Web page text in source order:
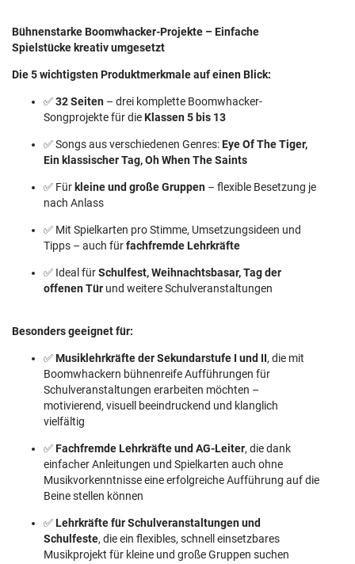
Bühnenstarke Boomwhacker-Projekte – Einfache
Spielstücke kreativ umgesetzt
Die 5 wichtigsten Produktmerkmale auf einen Blick:
✅32 Seiten – drei komplette Boomwhacker-
Songprojekte für dieKlassen 5 bis 13
✅ Songs aus verschiedenen Genres:Eye Of The Tiger,
Ein klassischer Tag, Oh When The Saints
✅ Für kleine und große Gruppen – flexible Besetzung je
nach Anlass
✅ Mit Spielkarten pro Stimme, Umsetzungsideen und
Tipps – auch fürfachfremde Lehrkräfte
✅ Ideal fürSchulfest, Weihnachtsbasar, Tag der
offenen Tür und weitere Schulveranstaltungen
Besonders geeignet für:
✅Musiklehrkräfte der Sekundarstufe I und II, die mit
Boomwhackern bühnenreife Aufführungen für
Schulveranstaltungen erarbeiten möchten –
motivierend, visuell beeindruckend und klanglich
vielfältig
✅Fachfremde Lehrkräfte und AG-Leiter, die dank
einfacher Anleitungen und Spielkarten auch ohne
Musikvorkenntnisse eine erfolgreiche Aufführung auf die
Beine stellen können
✅Lehrkräfte für Schulveranstaltungen und
Schulfeste, die ein flexibles, schnell einsetzbares
Musikprojekt für kleine und große Gruppen suchen